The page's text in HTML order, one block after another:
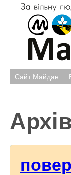
Сайт Майдан